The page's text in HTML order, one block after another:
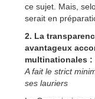
ce sujet. Mais,
serait en
2. La
avantageux
multinationales :
A fait le strict
ses lauriers